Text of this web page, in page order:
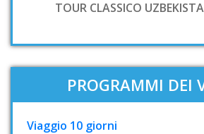
TOUR CLASSICO
PROGRAMMI DEI
Viaggio 10 giorni